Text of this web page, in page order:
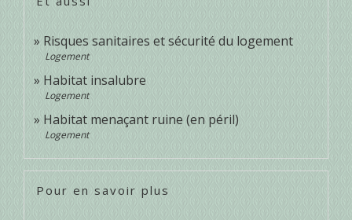
Risques sanitaires et sécurité du logement
Logement
Habitat insalubre
Logement
Habitat menaçant ruine (en péril)
Logement
Pour en savoir plus